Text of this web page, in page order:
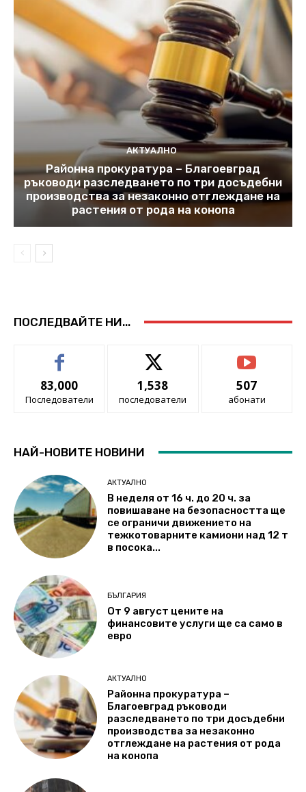
АКТУАЛНО
Районна прокуратура – Благоевград
ръководи разследването по три досъдебни
производства за незаконно отглеждане на
растения от рода на конопа
ПОСЛЕДВАЙТЕ НИ...
83,000
Последователи
1,538
последователи
507
абонати
НАЙ-НОВИТЕ НОВИНИ
АКТУАЛНО
В неделя от 16 ч. до 20 ч. за
повишаване на безопасността ще
се ограничи движението на
тежкотоварните камиони над 12 т
в посока...
БЪЛГАРИЯ
От 9 август цените на
финансовите услуги ще са само в
евро
АКТУАЛНО
Районна прокуратура –
Благоевград ръководи
разследването по три досъдебни
производства за незаконно
отглеждане на растения от рода
на конопа